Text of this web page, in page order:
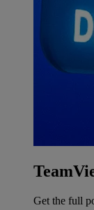
Get the full